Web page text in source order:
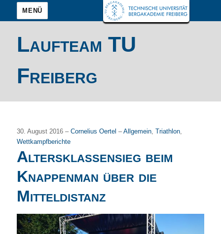
MENÜ
Laufteam TU
Freiberg
30. August 2016 –Cornelius Oertel–Allgemein,Triathlon,
Wettkampfberichte
Altersklassensieg beim
Knappenman über die
Mitteldistanz